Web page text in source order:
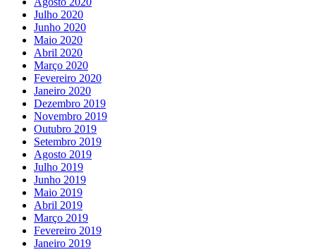
Julho 2020
Junho 2020
Maio 2020
Abril 2020
Março 2020
Fevereiro 2020
Janeiro 2020
Dezembro 2019
Novembro 2019
Outubro 2019
Setembro 2019
Agosto 2019
Julho 2019
Junho 2019
Maio 2019
Abril 2019
Março 2019
Fevereiro 2019
Janeiro 2019